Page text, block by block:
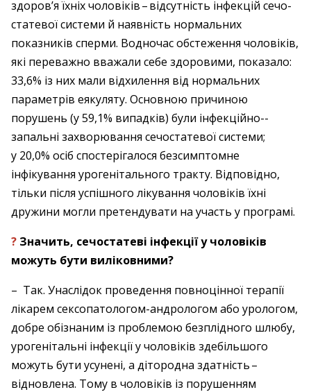
здоров’я їхніх чоловіків – ​відсутність інфекцій сечо­
статевої системи й наявність нормальних
показників сперми. Водночас обстеження чоловіків,
які переважно вважали себе здоровими, показало:
33,6% із них мали відхилення від нормальних
параметрів еякуляту. Основною причиною
порушень (у 59,1% випадків) були інфекційно-­
запальні захворювання сечостатевої системи;
у 20,0% осіб спостерігалося безсимптомне
інфікування урогенітального тракту. Відповідно,
тільки після успішного лікування чоловіків їхні
дружини могли претендувати на участь у програмі.
? Значить, сечостатеві інфекції у чоловіків
можуть бути виліковними?
– Так. Унаслідок проведення повноцінної терапії
лікарем сексопатологом-­андрологом або урологом,
добре обізнаним із проблемою безплідного шлюбу,
урогенітальні інфекції у чоловіків здебіль­шого
можуть бути усунені, а дітородна здатність – ​
відновлена. Тому в чоловіків із порушенням